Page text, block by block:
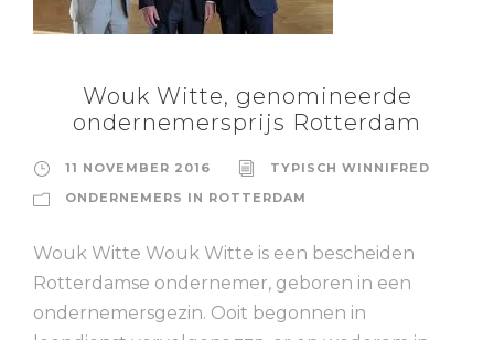
Wouk Witte, genomineerde
ondernemersprijs Rotterdam
11 NOVEMBER 2016
TYPISCH WINNIFRED
ONDERNEMERS IN ROTTERDAM
Wouk Witte Wouk Witte is een bescheiden
Rotterdamse ondernemer, geboren in een
ondernemersgezin. Ooit begonnen in